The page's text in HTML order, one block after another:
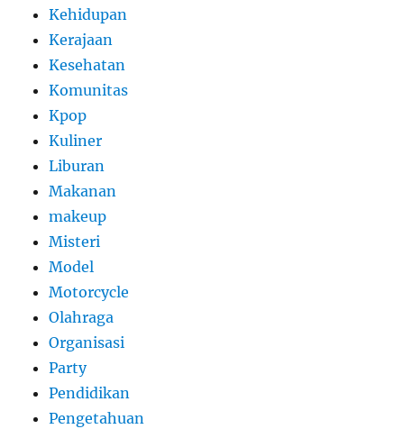
Kehidupan
Kerajaan
Kesehatan
Komunitas
Kpop
Kuliner
Liburan
Makanan
makeup
Misteri
Model
Motorcycle
Olahraga
Organisasi
Party
Pendidikan
Pengetahuan